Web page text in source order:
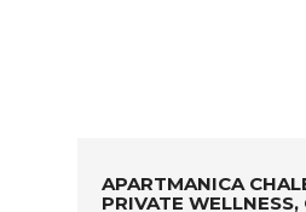
APARTMANICA
PRIVATE WELLNESS,